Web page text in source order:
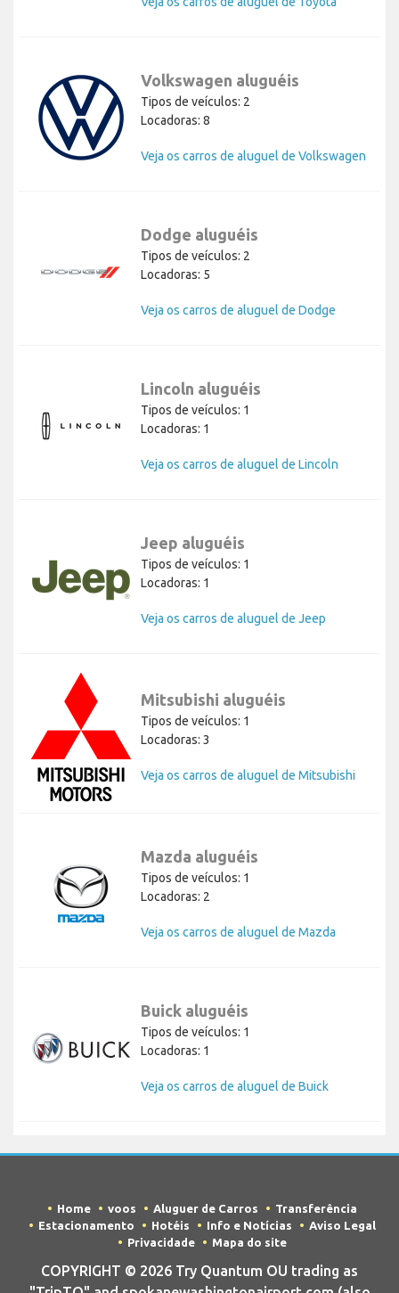
Volkswagen aluguéis
Tipos de veículos: 2
Locadoras: 8
Veja os carros de aluguel de Volkswagen
Dodge aluguéis
Tipos de veículos: 2
Locadoras: 5
Veja os carros de aluguel de Dodge
Lincoln aluguéis
Tipos de veículos: 1
Locadoras: 1
Veja os carros de aluguel de Lincoln
Jeep aluguéis
Tipos de veículos: 1
Locadoras: 1
Veja os carros de aluguel de Jeep
Mitsubishi aluguéis
Tipos de veículos: 1
Locadoras: 3
Veja os carros de aluguel de Mitsubishi
Mazda aluguéis
Tipos de veículos: 1
Locadoras: 2
Veja os carros de aluguel de Mazda
Buick aluguéis
Tipos de veículos: 1
Locadoras: 1
Veja os carros de aluguel de Buick
Home voos Aluguer de Carros
Transferência
Estacionamento
Hotéis Info e Notícias
Aviso Legal
Privacidade
Mapa do site
COPYRIGHT © 2026 Try Quantum OU trading as